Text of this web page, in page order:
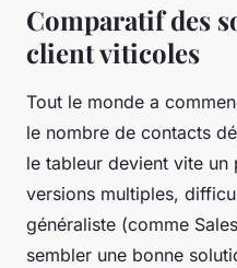
Comparatif des
client viticoles
Tout le monde a
le nombre de contacts
le tableur devient vite un
versions multiples,
généraliste (comme
sembler une bonne